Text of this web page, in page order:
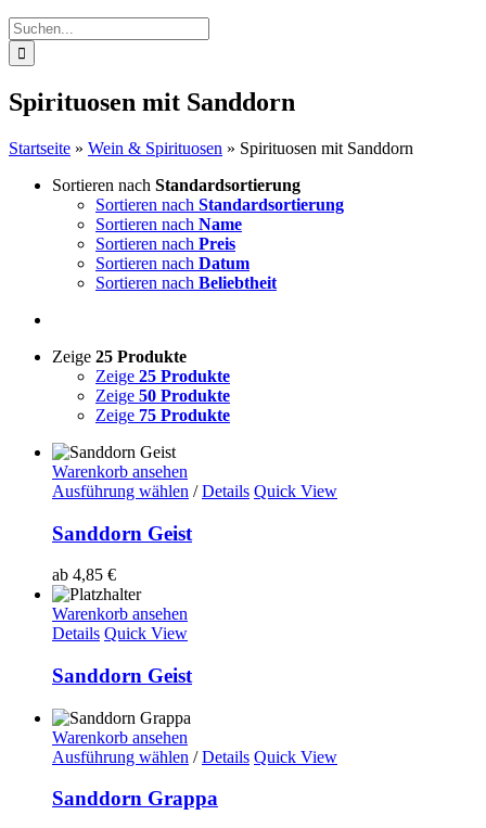
Suche
nach:
Spirituosen mit Sanddorn
Startseite » Wein & Spirituosen » Spirituosen mit Sanddorn
Sortieren nach Standardsortierung
Sortieren nach Standardsortierung
Sortieren nach Name
Sortieren nach Preis
Sortieren nach Datum
Sortieren nach Beliebtheit
Zeige 25 Produkte
Zeige 25 Produkte
Zeige 50 Produkte
Zeige 75 Produkte
Warenkorb ansehen
Ausführung wählen / Details Quick View
Sanddorn Geist
ab 4,85 €
Warenkorb ansehen
Details Quick View
Sanddorn Geist
Warenkorb ansehen
Ausführung wählen / Details Quick View
Sanddorn Grappa